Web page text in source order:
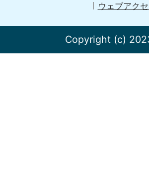
ウェブアク
Copyright (c)